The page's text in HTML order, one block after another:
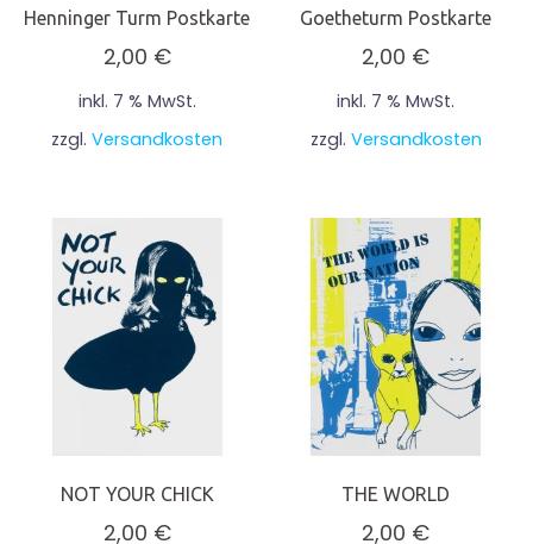
Henninger Turm Postkarte
2,00 €
inkl. 7 % MwSt.
zzgl.Versandkosten
Goetheturm Postkarte
2,00 €
inkl. 7 % MwSt.
zzgl. Versandkosten
NOT YOUR CHICK
2,00 €
THE WORLD
2,00 €